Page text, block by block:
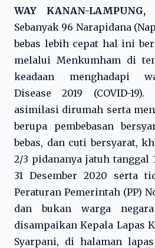
WAY KANAN-LAMPUNG,
Sebanyak 96 Narapidana
bebas lebih cepat hal ini
melalui Menkumham di
keadaan menghadapi
Disease 2019 (COVID-
asimilasi dirumah serta
berupa pembebasan
bebas, dan cuti bersyarat,
2/3 pidananya jatuh
31 Desember 2020 serta
Peraturan Pemerintah (PP)
dan bukan warga
disampaikan Kepala Lapas
Syarpani, di halaman